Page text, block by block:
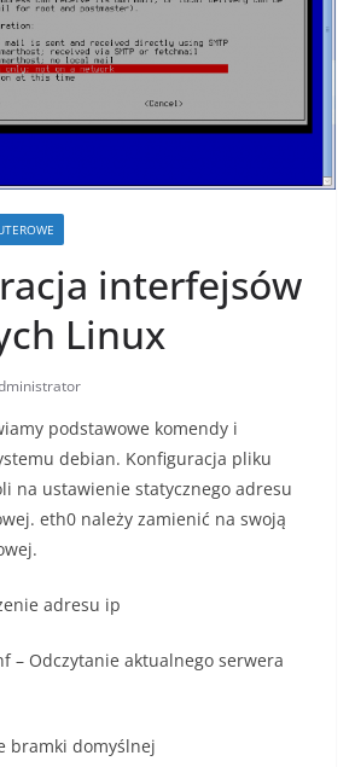
interfejsów
Linux
podstawowe komendy i
debian. Konfiguracja pliku
na ustawienie statycznego adresu
eth0 należy zamienić na swoją
adresu ip
– Odczytanie aktualnego serwera
bramki domyślnej